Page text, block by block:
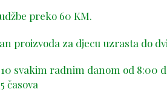
preko 60 KM.
proizvoda za djecu uzrasta do
svakim radnim danom od 8:00
časova